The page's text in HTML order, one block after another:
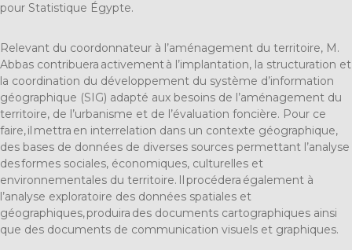
pour Statistique Égypte.
Relevant du coordonnateur à l’aménagement du territoire, M.
Abbas contribuera activement à l’implantation, la structuration et
la coordination du développement du système d’information
géographique (SIG) adapté aux besoins de l’aménagement du
territoire, de l’urbanisme et de l’évaluation foncière. Pour ce
faire, il mettra en interrelation dans un contexte géographique,
des bases de données de diverses sources permettant l’analyse
des formes sociales, économiques, culturelles et
environnementales du territoire.
procédera également à
l’analyse exploratoire des données spatiales et
géographiques, produira des documents cartographiques ainsi
que des documents de communication visuels et graphiques.